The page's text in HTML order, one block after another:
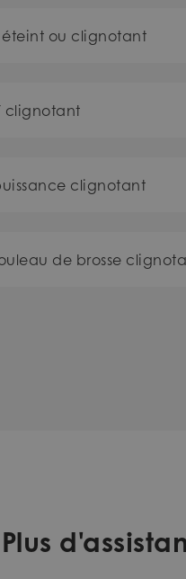
éteint ou clignotant
clignotant
clignotant
de brosse
Plus